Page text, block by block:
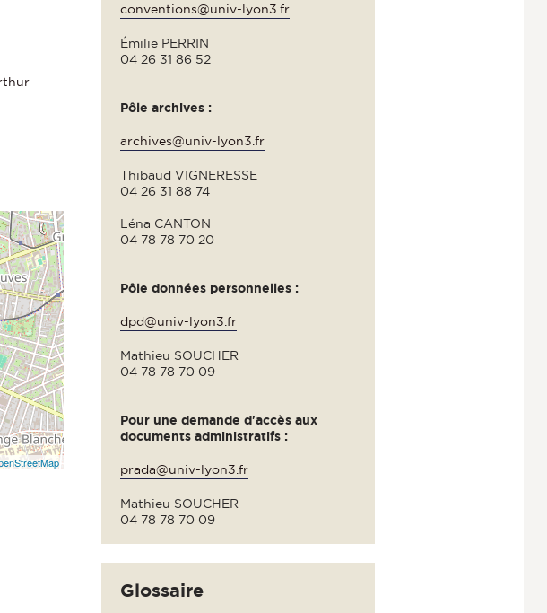
conventions@univ-lyon3.fr
Émilie PERRIN
04 26 31 86 52
Pôle archives :
archives@univ-lyon3.fr
Thibaud VIGNERESSE
04 26 31 88 74
Léna CANTON
04 78 78 70 20
Pôle données personnelles :
dpd@univ-lyon3.fr
Mathieu SOUCHER
04 78 78 70 09
Pour une demande d'accès aux
documents administratifs :
prada@univ-lyon3.fr
Mathieu SOUCHER
04 78 78 70 09
Glossaire